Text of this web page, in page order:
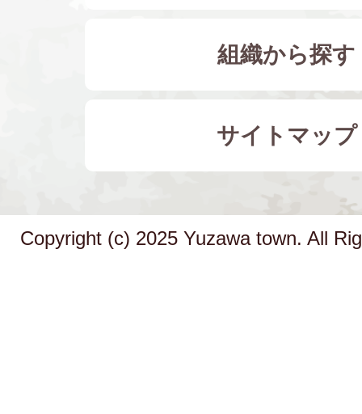
組織から探す
サイトマップ
Copyright (c) 2025 Yuzawa town. All